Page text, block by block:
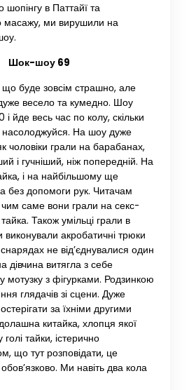
шопінгу в Паттайї та
масажу, ми вирушили на
Шок-шоу 69
що буде зовсім страшно, але
весело та кумедно. Шоу
йде весь час по колу, скільки
На шоу дуже
чоловіки грали на барабанах,
і гучніший, ніж попередній. На
і на найбільшому ще
без допомоги рук. Читачам
чим саме вони грали на секс-
Також умільці грали в
виконували акробатичні трюки
не від’єднувалися один
дівчина витягла з себе
мотузку з фігурками. Родзинкою
глядачів зі сцени. Дуже
за їхніми другими
китайка, хлопця якої
тайки, істерично
що тут розповідати, це
Ми навіть два кола